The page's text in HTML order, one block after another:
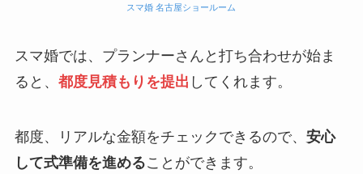
スマ婚 名古屋ショールーム
スマ婚では、プランナーさんと打ち合わせが始ま
ると、 都度見積もりを提出 してくれます。
都度、リアルな金額をチェックできるので、 安心
して式準備を進めることができます。